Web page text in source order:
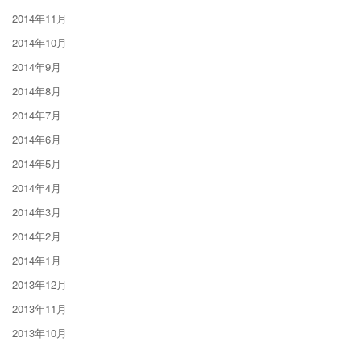
2014年11月
2014年10月
2014年9月
2014年8月
2014年7月
2014年6月
2014年5月
2014年4月
2014年3月
2014年2月
2014年1月
2013年12月
2013年11月
2013年10月